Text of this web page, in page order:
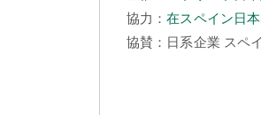
協力：在スペイン日
協賛：日系企業 スペ